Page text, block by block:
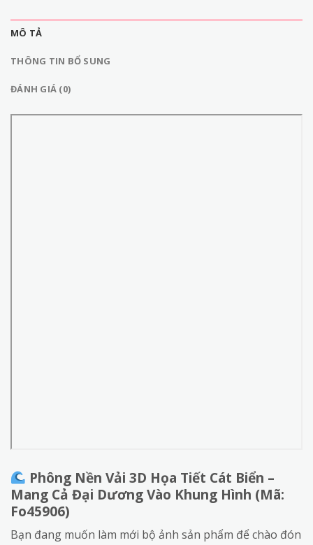
MÔ TẢ
THÔNG TIN BỔ SUNG
ĐÁNH GIÁ (0)
Phông Nền Vải 3D Họa Tiết Cát Biển –
Mang Cả Đại Dương Vào Khung Hình (Mã:
Fo45906)
Bạn đang muốn làm mới bộ ảnh sản phẩm để chào đón